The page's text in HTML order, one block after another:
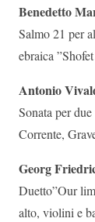
Benedetto
Salmo 21 per
ebraica
Antonio
Sonata per
Corrente,
Georg
Duetto”Our
alto, violini e